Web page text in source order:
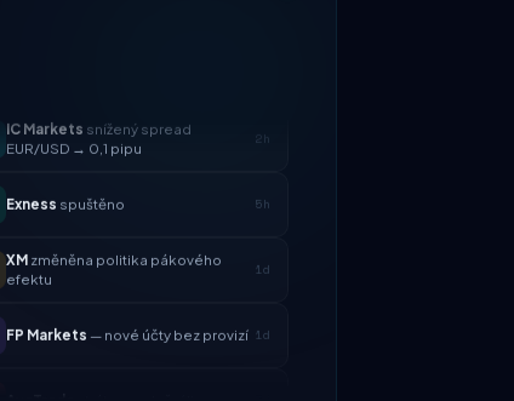
Exnessspuštěno 5h
XMzměněna politika pákového
1d
FP Markets 1d
AvaTradeztráta regulační licence 3d